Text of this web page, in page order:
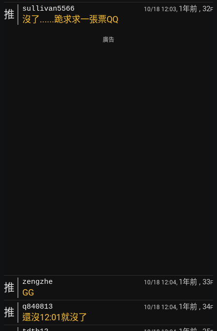
推 sullivan5566 10/18 12:03, 1年前 , 32F
沒了......跪求求一張票QQ
廣告
推 zengzhe 10/18 12:04, 1年前 , 33F
GG
推 q840813 10/18 12:04, 1年前 , 34F
還沒12:01就沒了